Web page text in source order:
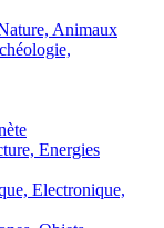
Animaux
Energies
Electronique,